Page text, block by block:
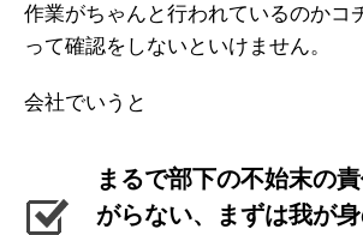
作業がちゃんと行われているのかコ
って確認をしないといけません。
会社でいうと
まるで部下の不始末の
がらない、まずは我が